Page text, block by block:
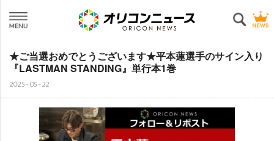
★ご当選おめでとうございます★平本蓮選手のサイン入り
『LASTMAN STANDING』単行本1巻
2025-05-22